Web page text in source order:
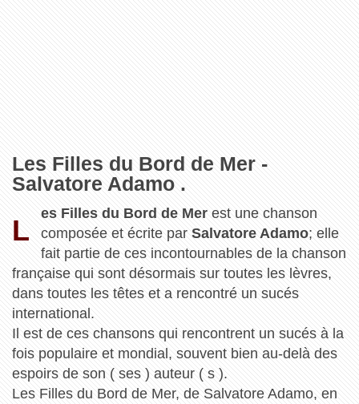
Les Filles du Bord de Mer -
Salvatore Adamo .
L
es Filles du Bord de Mer est une chanson
composée et écrite parSalvatore Adamo; elle
fait partie de ces incontournables de la chanson
française qui sont désormais sur toutes les lèvres,
dans toutes les têtes et a rencontré un sucés
international.
Il est de ces chansons qui rencontrent un sucés à la
fois populaire et mondial, souvent bien au-delà des
espoirs de son ( ses ) auteur ( s ).
Les Filles du Bord de Mer, de Salvatore Adamo, en